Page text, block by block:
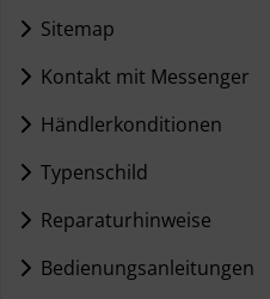
Sitemap
Kontakt mit Messenger
Händlerkonditionen
Typenschild
Reparaturhinweise
Bedienungsanleitungen